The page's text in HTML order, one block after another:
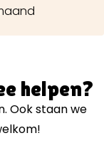
helpen?
Ook staan we